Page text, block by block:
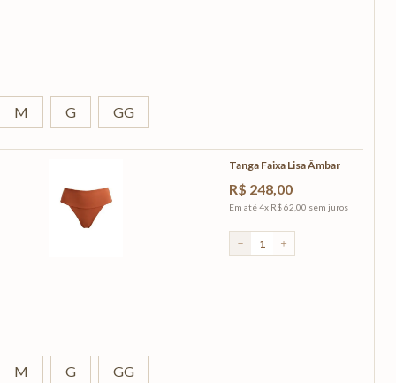
M G GG
Tanga Faixa Lisa Âmbar
R$ 248,00
Em até4x R$62 ,00 sem juros
＋
－
M G GG